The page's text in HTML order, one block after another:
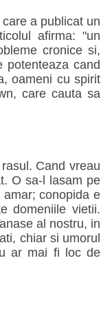
a publicat un
afirma: "un
cronice si,
potenteaza cand
oameni cu spirit
care cauta sa
Cand vreau
O sa-l lasam pe
conopida e
domeniile vietii.
al nostru, in
chiar si umorul
ar mai fi loc de